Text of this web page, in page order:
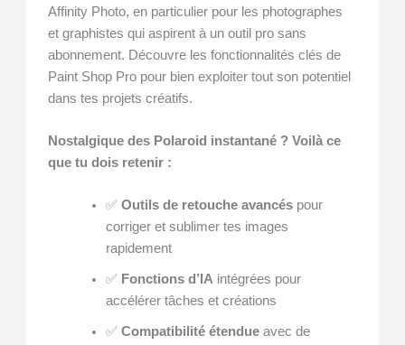
Affinity Photo, en particulier pour les photographes
et graphistes qui aspirent à un outil pro sans
abonnement. Découvre les fonctionnalités clés de
Paint Shop Pro pour bien exploiter tout son potentiel
dans tes projets créatifs.
Nostalgique des Polaroid instantané ? Voilà ce
que tu dois retenir :
✅ Outils de retouche avancéspour
corriger et sublimer tes images
rapidement
✅ Fonctions d’IAintégrées pour
accélérer tâches et créations
✅ Compatibilité étendueavec de